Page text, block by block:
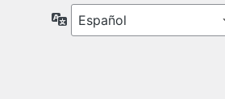
Idioma